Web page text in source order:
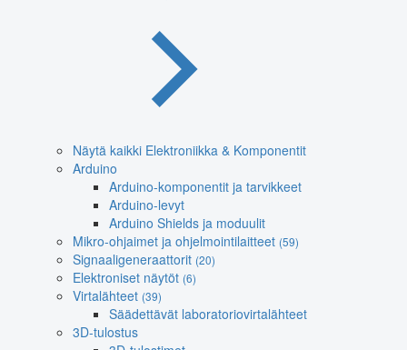
Näytä kaikki Elektroniikka & Komponentit
Arduino
Arduino-komponentit ja tarvikkeet
Arduino-levyt
Arduino Shields ja moduulit
Mikro-ohjaimet ja ohjelmointilaitteet (59)
Signaaligeneraattorit (20)
Elektroniset näytöt (6)
Virtalähteet (39)
Säädettävät laboratoriovirtalähteet
3D-tulostus